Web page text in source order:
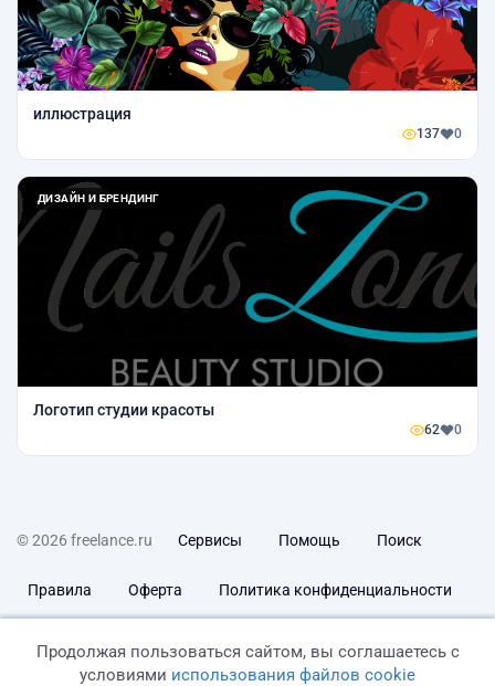
иллюстрация
137 0
ДИЗАЙН И БРЕНДИНГ
Логотип студии красоты
62 0
© 2026 freelance.ru Сервисы Помощь Поиск
Правила Оферта Политика конфиденциальности
Продолжая пользоваться сайтом, вы соглашаетесь с
условиями использования файлов cookie